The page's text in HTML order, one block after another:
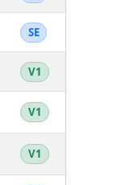
SE
V1
V1
V1